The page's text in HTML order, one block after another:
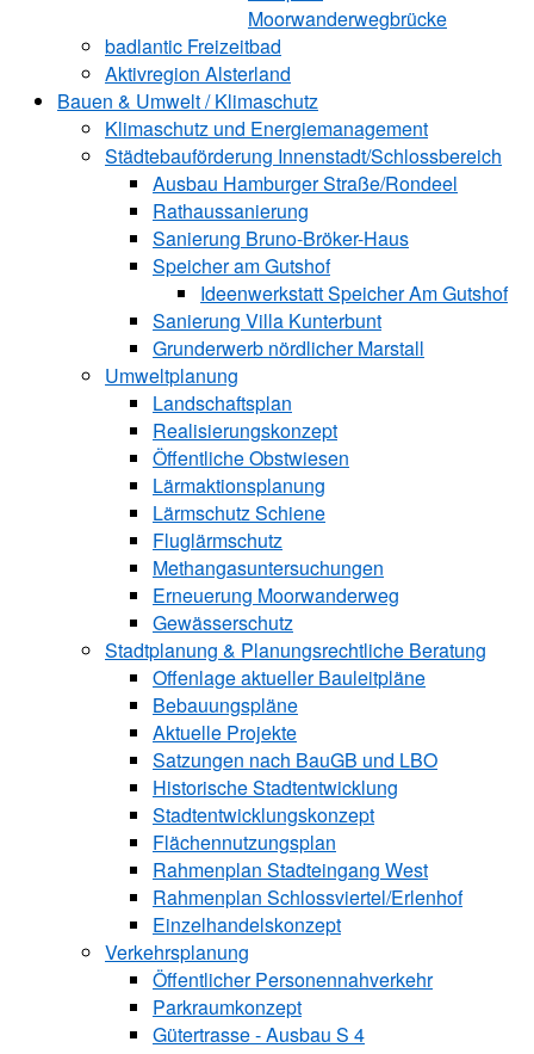
Moorwanderwegbrücke
badlantic Freizeitbad
Aktivregion Alsterland
Bauen & Umwelt / Klimaschutz
­Klimaschutz und ­­Energiemanagement
Städtebauförderung Innenstadt/Schlossbereich
Ausbau Hamburger Straße/Rondeel
Rathaussanierung
Sanierung Bruno-Bröker-Haus
Speicher am Gutshof
Ideenwerkstatt Speicher Am Gutshof
Sanierung Villa Kunterbunt
Grunderwerb nördlicher Marstall
Umweltplanung
Landschaftsplan
Realisierungskonzept
Öffentliche Obstwiesen
Lärmaktionsplanung
Lärmschutz Schiene
Fluglärmschutz
Methangasuntersuchungen
Erneuerung Moorwanderweg
Gewässerschutz
Stadtplanung & Planungsrechtliche Beratung
Offenlage aktueller Bauleitpläne
Bebauungspläne
Aktuelle Projekte
Satzungen ­nach BauGB und LBO
Historische Stadtentwicklung
Stadtentwicklungskonzept
Flächennutzungsplan
Rahmenplan Stadteingang West
Rahmenplan Schlossviertel/Erlenhof
Einzelhandelskonzept
Verkehrsplanung
Öffentlicher Personennahverkehr
Parkraumkonzept
Gütertrasse - Ausbau S 4